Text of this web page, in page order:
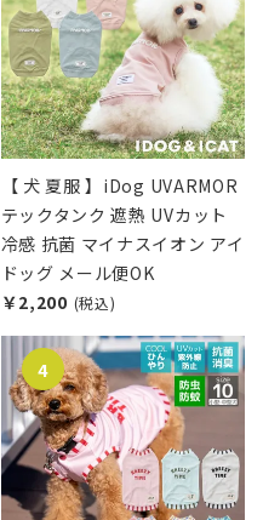
【 犬 夏服 】iDog UVARMOR
テックタンク 遮熱 UVカット
冷感 抗菌 マイナスイオン アイ
ドッグ メール便OK
￥2,200 (税込)